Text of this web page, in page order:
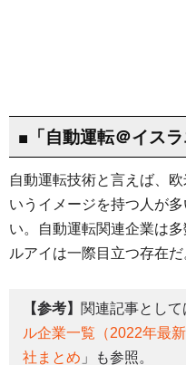
■「自動運転＠イス
自動運転技術と言えば、
いうイメージを持つ人が
い。自動運転関連企業は
ルアイは一際目立つ存在だ
【参考】 関連記事として
ル企業一覧（2022年最
社まとめ 」も参照。